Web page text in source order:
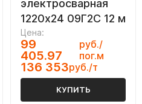
электросварная
1220х24 09Г2С 12 м
Цена:
99
405.97
руб./
пог.м
136 353руб./т
КУПИТЬ